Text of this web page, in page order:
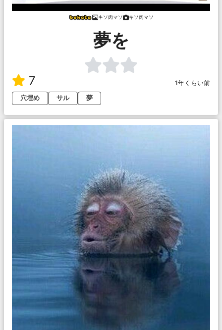
キソ肉マソ キソ肉マソ
夢を
7
1年くらい前
穴埋め
サル 夢